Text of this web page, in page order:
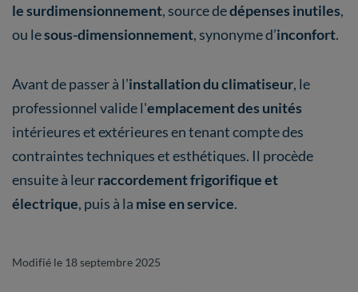
le surdimensionnement, source dedépenses inutiles,
ou lesous-dimensionnement, synonyme d’inconfort.
Avant de passer à l’installation du climatiseur, le
professionnel valide l'emplacement des unités
intérieures et extérieures en tenant compte des
contraintes techniques et esthétiques. Il procède
ensuite à leurraccordement frigorifiqueet
électrique, puis à la mise en service.
Modifié le 18 septembre 2025